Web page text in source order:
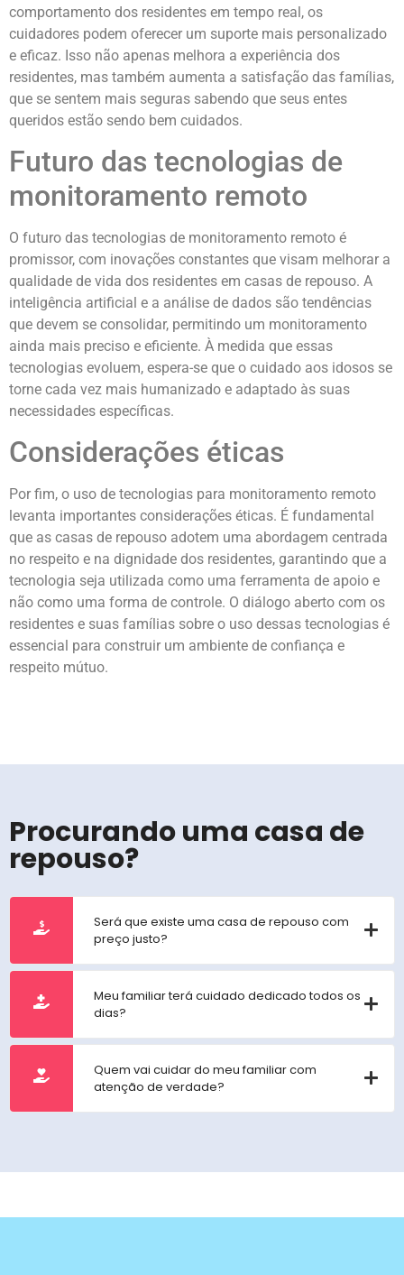
comportamento dos residentes em tempo real, os
cuidadores podem oferecer um suporte mais personalizado
e eficaz. Isso não apenas melhora a experiência dos
residentes, mas também aumenta a satisfação das famílias,
que se sentem mais seguras sabendo que seus entes
queridos estão sendo bem cuidados.
Futuro das tecnologias de
monitoramento remoto
O futuro das tecnologias de monitoramento remoto é
promissor, com inovações constantes que visam melhorar a
qualidade de vida dos residentes em casas de repouso. A
inteligência artificial e a análise de dados são tendências
que devem se consolidar, permitindo um monitoramento
ainda mais preciso e eficiente. À medida que essas
tecnologias evoluem, espera-se que o cuidado aos idosos se
torne cada vez mais humanizado e adaptado às suas
necessidades específicas.
Considerações éticas
Por fim, o uso de tecnologias para monitoramento remoto
levanta importantes considerações éticas. É fundamental
que as casas de repouso adotem uma abordagem centrada
no respeito e na dignidade dos residentes, garantindo que a
tecnologia seja utilizada como uma ferramenta de apoio e
não como uma forma de controle. O diálogo aberto com os
residentes e suas famílias sobre o uso dessas tecnologias é
essencial para construir um ambiente de confiança e
respeito mútuo.
Procurando uma casa de
repouso?
Será que existe uma casa de repouso com
preço justo?
Meu familiar terá cuidado dedicado todos os
dias?
Quem vai cuidar do meu familiar com
atenção de verdade?